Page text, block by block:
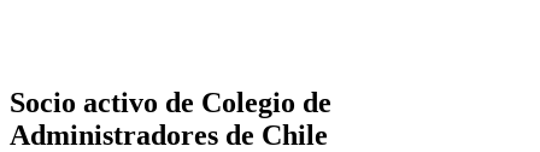
Socio activo de Colegio de
Administradores de Chile